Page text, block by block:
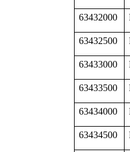
63432000
63432500
63433000
63433500
63434000
63434500